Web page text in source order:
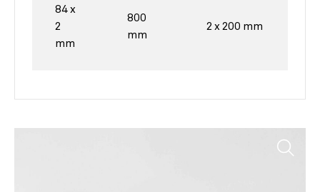
84 x
2
mm
800
mm
2 x 200 mm